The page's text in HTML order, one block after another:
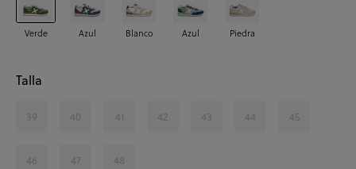
Verde Azul Blanco Azul Piedra
Talla
39 40 41 42 43 44 45
46 47 48